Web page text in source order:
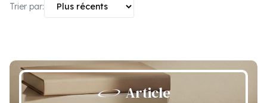
Trier par:
Article